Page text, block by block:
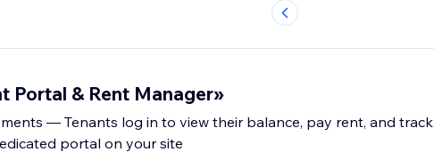
Portal & Rent Manager»
— Tenants log in to view their balance, pay rent, and track
portal on your site